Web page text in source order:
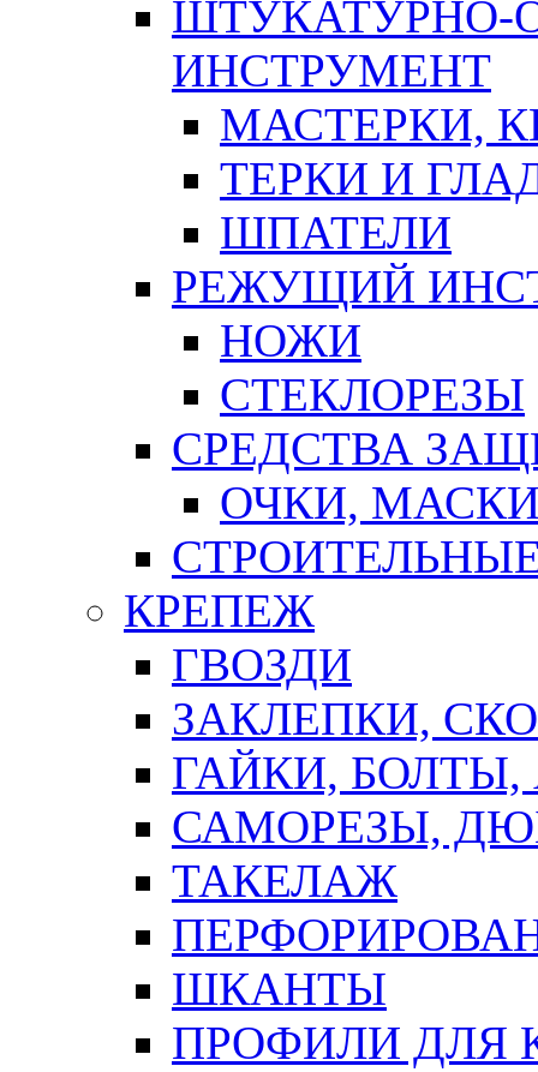
ШТУКАТУРНО-
ИНСТРУМЕНТ
МАСТЕРКИ,
ТЕРКИ И
ШПАТЕЛИ
РЕЖУЩИЙ
НОЖИ
СТЕКЛОРЕЗЫ
СРЕДСТВА
ОЧКИ,
КРЕПЕЖ
ГВОЗДИ
ЗАКЛЕПКИ,
ГАЙКИ,
САМОРЕЗЫ,
ТАКЕЛАЖ
ШКАНТЫ
ПРОФИЛИ ДЛЯ